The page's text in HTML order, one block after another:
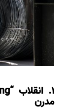
مدرن